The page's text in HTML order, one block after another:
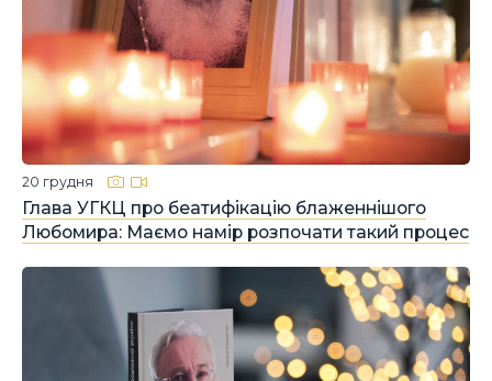
Глава УГКЦ про беатифікацію блаженнішого
Любомира: Маємо намір розпочати такий процес
20 грудня